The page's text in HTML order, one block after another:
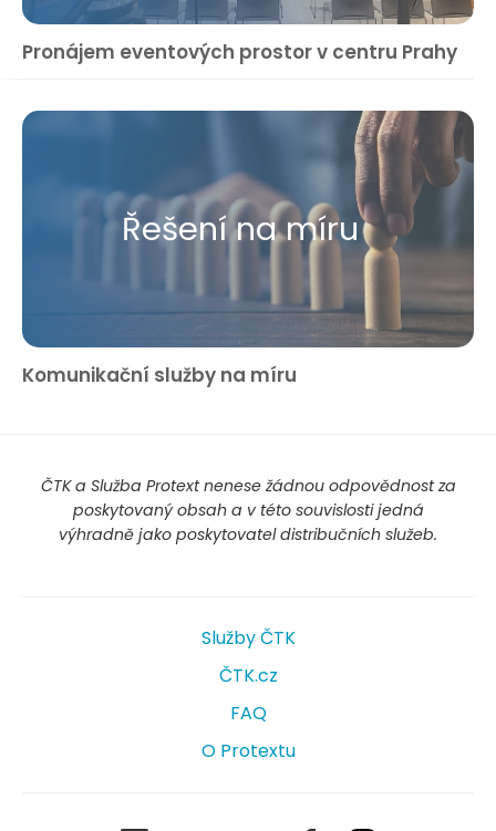
Pronájem eventových prostor v centru Prahy
Řešení na míru
Komunikační služby na míru
ČTK a Služba Protext nenese žádnou odpovědnost za
poskytovaný obsah a v této souvislosti jedná
výhradně jako poskytovatel distribučních služeb.
Služby ČTK
ČTK.cz
FAQ
O Protextu